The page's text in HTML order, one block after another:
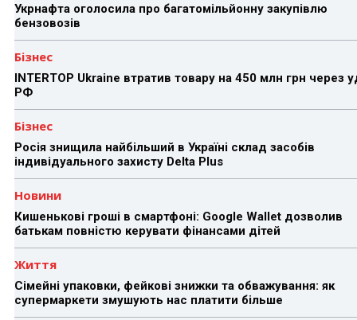
Укрнафта оголосила про багатомільйонну закупівлю
бензовозів
Бізнес
INTERTOP Ukraine втратив товару на 450 млн грн через
РФ
Бізнес
Росія знищила найбільший в Україні склад засобів
індивідуального захисту Delta Plus
Новини
Кишенькові гроші в смартфоні: Google Wallet дозволив
батькам повністю керувати фінансами дітей
Життя
Сімейні упаковки, фейкові знижки та обважування: як
супермаркети змушують нас платити більше